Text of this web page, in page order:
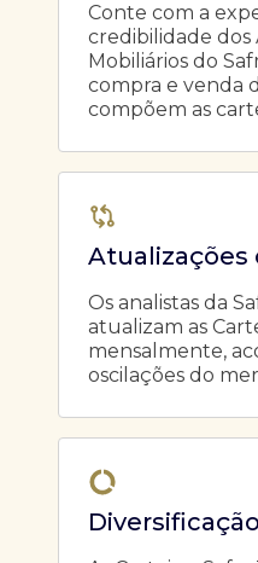
Conte com a
credibilidade dos
Mobiliários do
compra e venda
compõem as
Atualizações
Os analistas da
atualizam as
mensalmente,
oscilações do